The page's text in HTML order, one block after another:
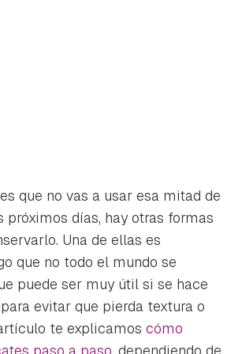
que no vas a usar esa mitad de
próximos días, hay otras formas
Una de ellas es
que no todo el mundo se
puede ser muy útil si se hace
evitar que pierda textura o
te explicamos cómo